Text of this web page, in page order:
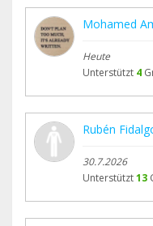
‪Mohamed
Heute
Unterstützt 4
Rubén
30.7.2026
Unterstützt13